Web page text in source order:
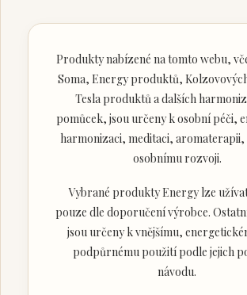
Produkty nabízené na tomto webu,
Soma, Energy produktů,
Tesla produktů a dalších
pomůcek, jsou určeny k osobní péči,
harmonizaci, meditaci, aromaterapii,
osobnímu rozvoji.
Vybrané produkty Energy lze
pouze dle doporučení výrobce.
jsou určeny k vnějšímu,
podpůrnému použití podle jejich
návodu.